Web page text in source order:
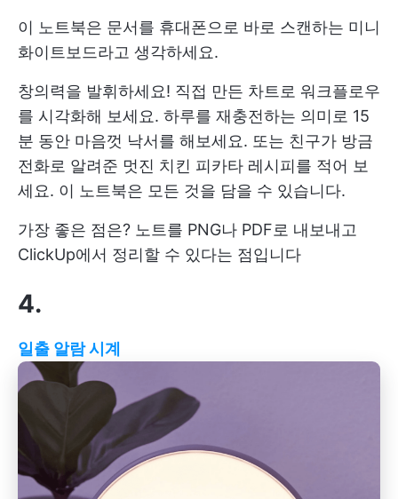
이 노트북은 문서를 휴대폰으로 바로 스캔하는 미니
화이트보드라고 생각하세요.
창의력을 발휘하세요! 직접 만든 차트로 워크플로우
를 시각화해 보세요. 하루를 재충전하는 의미로 15
분 동안 마음껏 낙서를 해보세요. 또는 친구가 방금
전화로 알려준 멋진 치킨 피카타 레시피를 적어 보
세요. 이 노트북은 모든 것을 담을 수 있습니다.
가장 좋은 점은? 노트를 PNG나 PDF로 내보내고
ClickUp에서 정리할 수 있다는 점입니다
4.
일출 알람 시계